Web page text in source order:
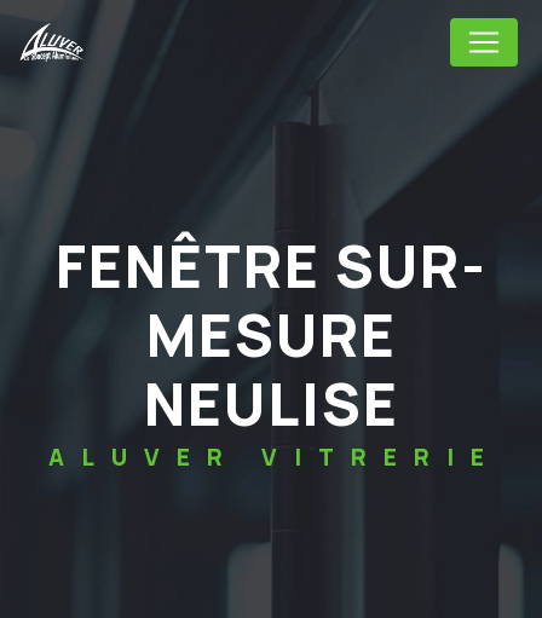
FENÊTRE SUR-
MESURE
NEULISE
ALUVER VITRERIE
Panneau de gestion des cookies